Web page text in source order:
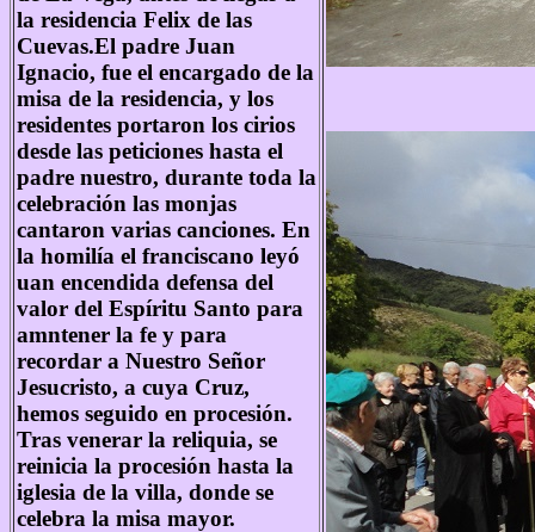
la residencia Felix de las
Cuevas.El padre Juan
Ignacio, fue el encargado de la
misa de la residencia, y los
residentes portaron los cirios
desde las peticiones hasta el
padre nuestro, durante toda la
celebración las monjas
cantaron varias canciones. En
la homilía el franciscano leyó
uan encendida defensa del
valor del Espíritu Santo para
amntener la fe y para
recordar a Nuestro Señor
Jesucristo, a cuya Cruz,
hemos seguido en procesión.
Tras venerar la reliquia, se
reinicia la procesión hasta la
iglesia de la villa, donde se
celebra la misa mayor.